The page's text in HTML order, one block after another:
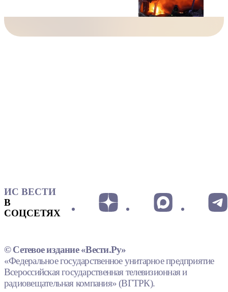
ИС ВЕСТИ
В
СОЦСЕТЯХ
© Сетевое издание «Вести.Ру»
«Федеральное государственное унитарное предприятие
Всероссийская государственная телевизионная и
радиовещательная компания» (ВГТРК).